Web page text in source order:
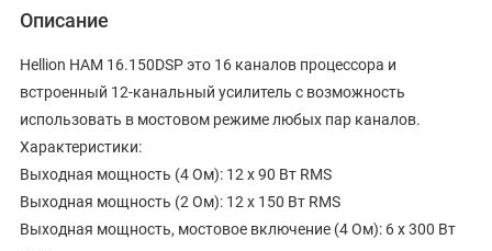
Описание
Hellion HAM 16.150DSP это 16 каналов процессора и
встроенный 12-канальный усилитель с возможность
использовать в мостовом режиме любых пар каналов.
Характеристики:
Выходная мощность (4 Ом): 12 х 90 Вт RMS
Выходная мощность (2 Ом): 12 х 150 Вт RMS
Выходная мощность, мостовое включение (4 Ом): 6 х 300 Вт